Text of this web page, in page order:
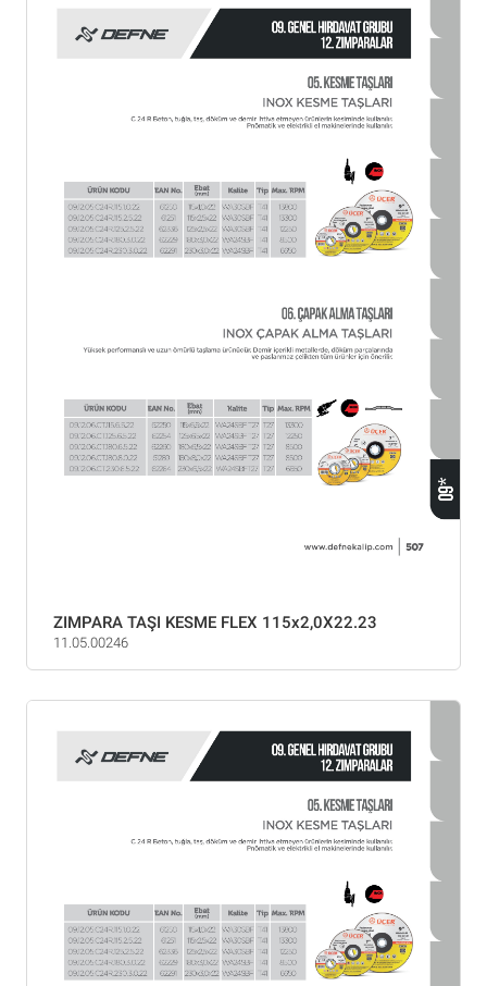
ZIMPARA TAŞI KESME FLEX 115x2,0X22.23
11.05.00246